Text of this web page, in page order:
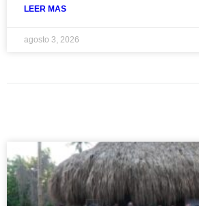
LEER MAS
agosto 3, 2026